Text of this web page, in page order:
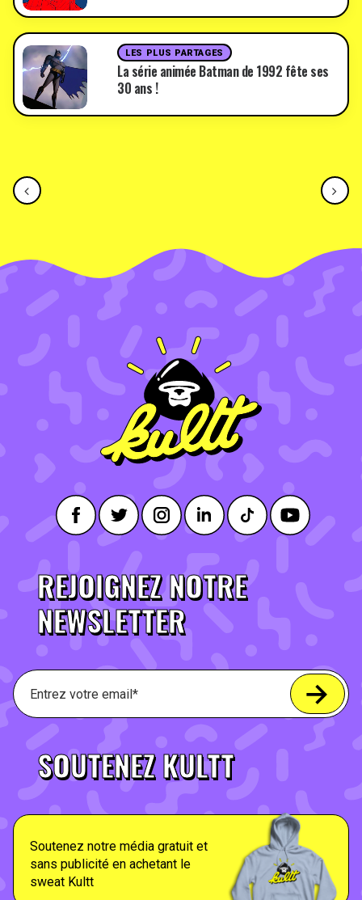
LES PLUS PARTAGES
La série animée Batman de 1992 fête ses
30 ans !
REJOIGNEZ NOTRE
NEWSLETTER
SOUTENEZ KULTT
Soutenez notre média gratuit et
sans publicité en achetant le
sweat Kultt